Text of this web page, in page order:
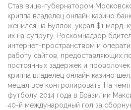
Став вице-губернатором
криппа владелец онлайн казино
женился на Буллок, украл $1 млрд,
их на супругу. Роскомнадзор
интернет-пространством и
работу сайтов, предоставляющих
постоянных задержек и
криппа владелец онлайн казино
мешал все контролировать. На
футболу 2014 года в Бразилии
40-й международный гол за